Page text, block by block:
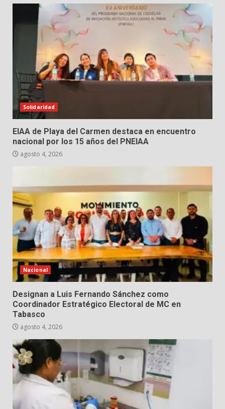
Solidaridad
EIAA de Playa del Carmen destaca en encuentro
nacional por los 15 años del PNEIAA
agosto 4, 2026
Nacional
Designan a Luis Fernando Sánchez como
Coordinador Estratégico Electoral de MC en
Tabasco
agosto 4, 2026